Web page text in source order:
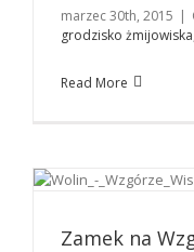
marzec 30th, 2015 |
grodzisko żmijowiska
Read More
Zamek
Zamek na